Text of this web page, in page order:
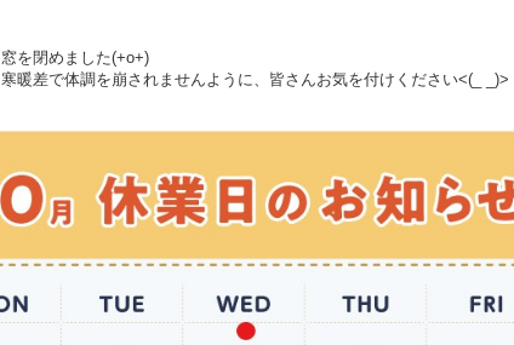
を閉めました(+o+)
暖差で体調を崩されませんように、皆さんお気を付けください<(_ _)>